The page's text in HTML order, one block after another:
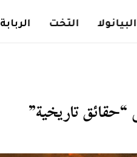
البيانولا التخت الربابة
تاريخية”